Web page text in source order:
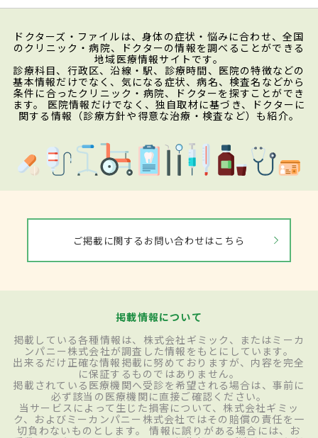
ドクターズ・ファイルは、身体の症状・悩みに合わせ、全国
のクリニック・病院、ドクターの情報を調べることができる
地域医療情報サイトです。
診療科目、行政区、沿線・駅、診療時間、医院の特徴などの
基本情報だけでなく、気になる症状、病名、検査名などから
条件に合ったクリニック・病院、ドクターを探すことができ
ます。 医院情報だけでなく、独自取材に基づき、ドクターに
関する情報（診療方針や得意な治療・検査など）も紹介。
ご掲載に関するお問い合わせはこちら
掲載情報について
掲載している各種情報は、株式会社ギミック、またはミーカ
ンパニー株式会社が調査した情報をもとにしています。
出来るだけ正確な情報掲載に努めておりますが、内容を完全
に保証するものではありません。
掲載されている医療機関へ受診を希望される場合は、事前に
必ず該当の医療機関に直接ご確認ください。
当サービスによって生じた損害について、株式会社ギミッ
ク、およびミーカンパニー株式会社ではその賠償の責任を一
切負わないものとします。 情報に誤りがある場合には、お